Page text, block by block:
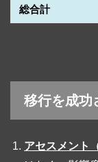
総合計
移行を成功
アセスメント